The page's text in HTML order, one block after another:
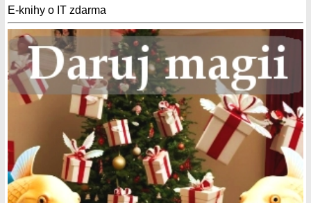
E-knihy o IT zdarma